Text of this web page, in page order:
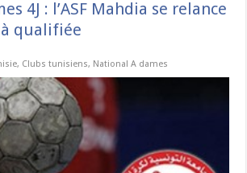
4J : l’ASF Mahdia se relance
qualifiée
, Clubs tunisiens, National A dames